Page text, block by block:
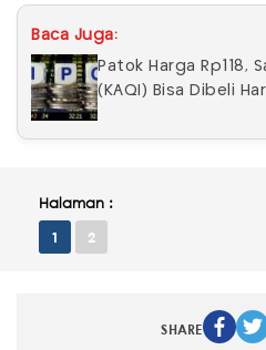
Baca Juga:
Patok Harga Rp118,
(KAQI) Bisa Dibeli
Halaman :
1 2
SHARE